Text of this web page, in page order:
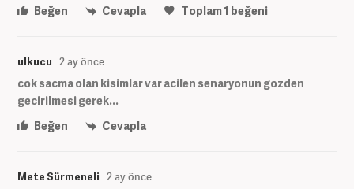
Beğen
Cevapla Toplam1 beğeni
ulkucu 2 ay önce
cok sacma olan kisimlar var acilen senaryonun gozden
gecirilmesi gerek...
Beğen
Cevapla
Mete Sürmeneli 2 ay önce